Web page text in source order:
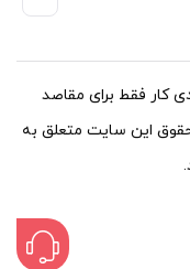
کار فقط برای مقاصد
حقوق این سایت متعلق به